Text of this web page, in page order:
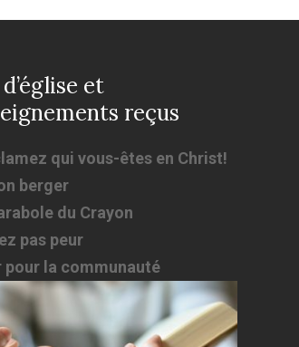
et
reçus
qui vous-êtes en Christ!
berger
du Crayon
pas peur
pour la communauté